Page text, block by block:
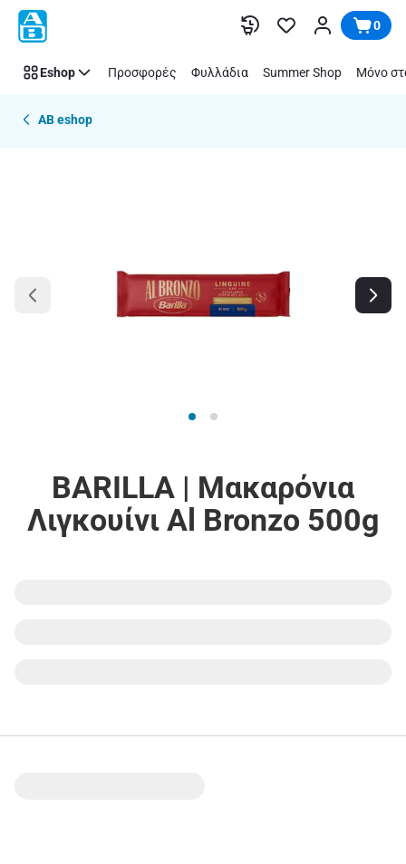
Παράλειψη 0
Eshop Προσφορές Φυλλάδια Summer Shop Μόνο
AB eshop
BARILLA | Μακαρόνια
Λιγκουίνι Al Bronzo 500g